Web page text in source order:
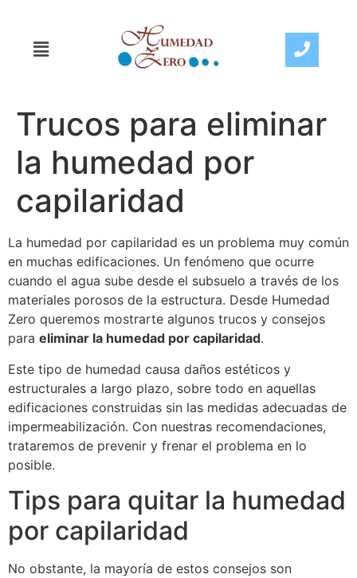
Trucos para eliminar
la humedad por
capilaridad
La humedad por capilaridad es un problema muy común
en muchas edificaciones. Un fenómeno que ocurre
cuando el agua sube desde el subsuelo a través de los
materiales porosos de la estructura. Desde Humedad
Zero queremos mostrarte algunos trucos y consejos
para eliminar la humedad por capilaridad.
Este tipo de humedad causa daños estéticos y
estructurales a largo plazo, sobre todo en aquellas
edificaciones construidas sin las medidas adecuadas de
impermeabilización. Con nuestras recomendaciones,
trataremos de prevenir y frenar el problema en lo
posible.
Tips para quitar la humedad
por capilaridad
No obstante, la mayoría de estos consejos son